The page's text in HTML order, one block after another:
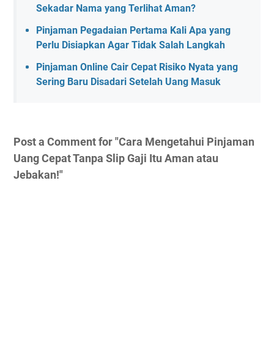
Sekadar Nama yang Terlihat Aman?
Pinjaman Pegadaian Pertama Kali Apa yang
Perlu Disiapkan Agar Tidak Salah Langkah
Pinjaman Online Cair Cepat Risiko Nyata yang
Sering Baru Disadari Setelah Uang Masuk
Post a Comment for "Cara Mengetahui Pinjaman
Uang Cepat Tanpa Slip Gaji Itu Aman atau
Jebakan!"